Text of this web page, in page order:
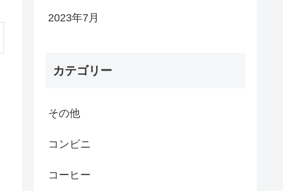
2023年7月
カテゴリー
その他
コンビニ
コーヒー